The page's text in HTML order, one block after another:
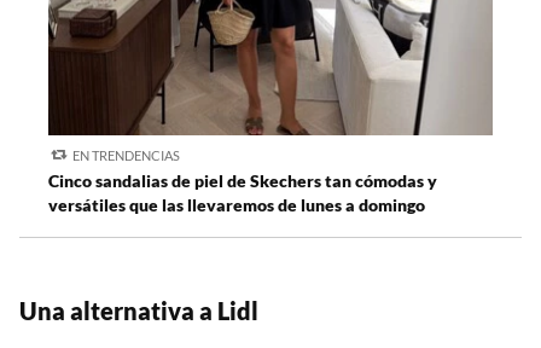
EN TRENDENCIAS
Cinco sandalias de piel de Skechers tan cómodas y
versátiles que las llevaremos de lunes a domingo
Una alternativa a Lidl